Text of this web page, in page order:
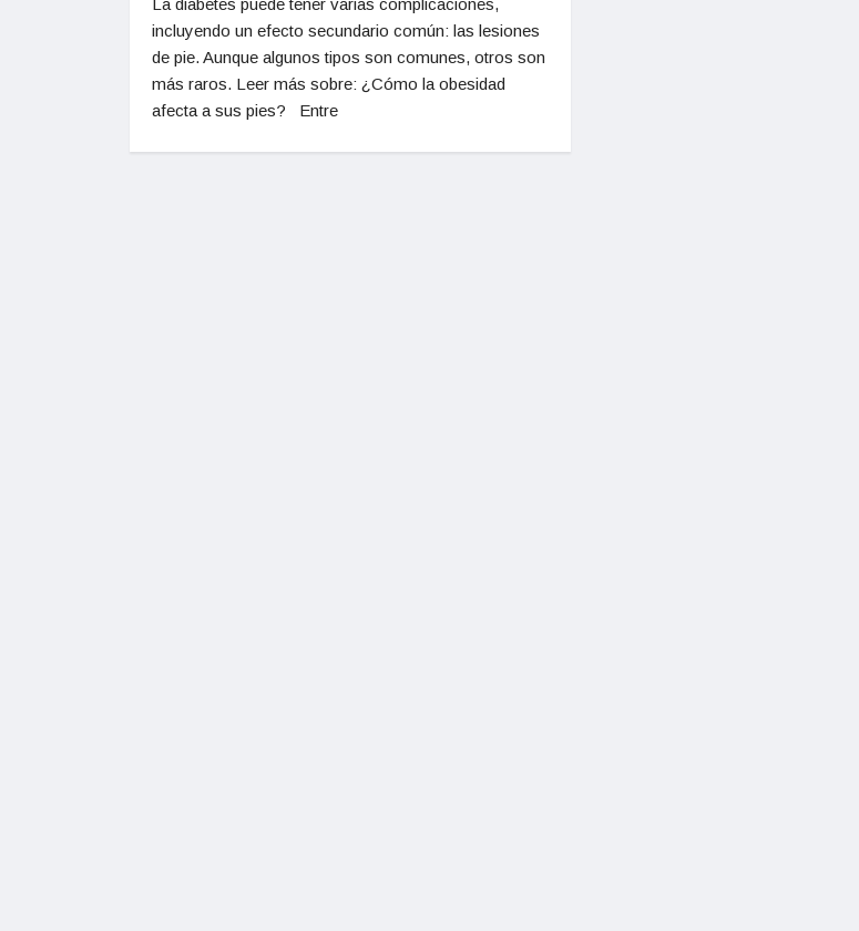
La diabetes puede tener varias complicaciones,
incluyendo un efecto secundario común: las lesiones
de pie. Aunque algunos tipos son comunes, otros son
más raros. Leer más sobre: ¿Cómo la obesidad
afecta a sus pies? Entre